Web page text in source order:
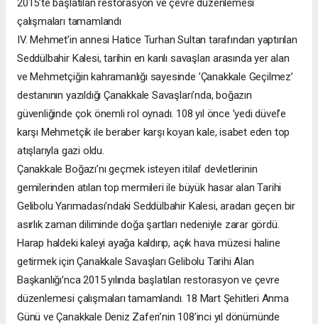
2015’te başlatılan restorasyon ve çevre düzenlemesi
çalışmaları tamamlandı
IV. Mehmet’in annesi Hatice Turhan Sultan tarafından yaptırılan
Seddülbahir Kalesi, tarihin en kanlı savaşları arasında yer alan
ve Mehmetçiğin kahramanlığı sayesinde ’Çanakkale Geçilmez’
destanının yazıldığı Çanakkale Savaşları’nda, boğazın
güvenliğinde çok önemli rol oynadı. 108 yıl önce ’yedi düvel’e
karşı Mehmetçik ile beraber karşı koyan kale, isabet eden top
atışlarıyla gazi oldu.
Çanakkale Boğazı’nı geçmek isteyen itilaf devletlerinin
gemilerinden atılan top mermileri ile büyük hasar alan Tarihi
Gelibolu Yarımadası’ndaki Seddülbahir Kalesi, aradan geçen bir
asırlık zaman diliminde doğa şartları nedeniyle zarar gördü.
Harap haldeki kaleyi ayağa kaldırıp, açık hava müzesi haline
getirmek için Çanakkale Savaşları Gelibolu Tarihi Alan
Başkanlığı’nca 2015 yılında başlatılan restorasyon ve çevre
düzenlemesi çalışmaları tamamlandı. 18 Mart Şehitleri Anma
Günü ve Çanakkale Deniz Zaferi’nin 108’inci yıl dönümünde